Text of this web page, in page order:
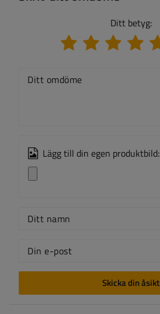
Ditt betyg:
Ditt omdöme
Lägg till din egen produktbild:
Ditt namn
Din e-post
Skicka din åsikt